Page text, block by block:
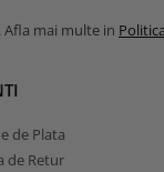
mai multe in
de Plata
de Retur